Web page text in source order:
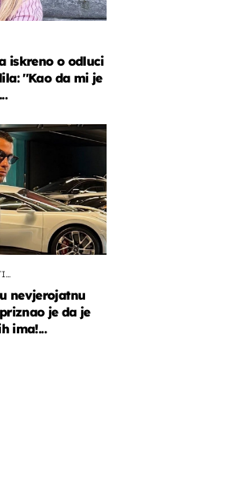
iskreno o odluci
''Kao da mi je
nevjerojatnu
je da je
ima!...